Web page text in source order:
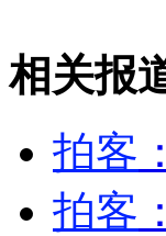
监拍两男子
山西运城恶犬
相关报
拍客
拍客